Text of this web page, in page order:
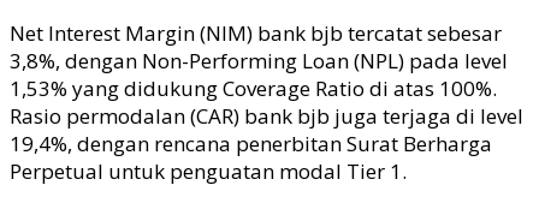
Net Interest Margin(NIM) bank bjb tercatat sebesar
3,8%, dengan Non-Performing Loan(NPL) pada level
1,53% yang didukungCoverage Ratio di atas 100%.
Rasio permodalan (CAR) bank bjb juga terjaga di level
19,4%, dengan rencana penerbitan Surat Berharga
Perpetual untuk penguatan modal Tier 1.